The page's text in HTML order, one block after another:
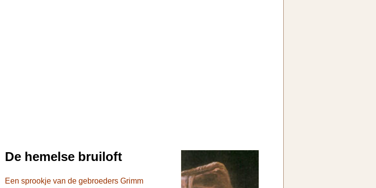
De hemelse bruiloft
Een sprookje van de gebroeders Grimm